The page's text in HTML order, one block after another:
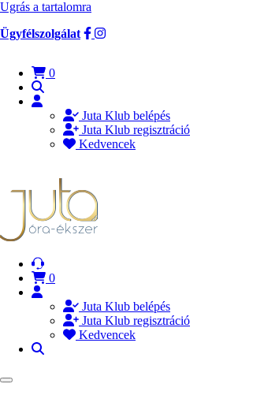
Ugrás a tartalomra
Ügyfélszolgálat
0
Juta Klub belépés
Juta Klub regisztráció
Kedvencek
0
Juta Klub belépés
Juta Klub regisztráció
Kedvencek